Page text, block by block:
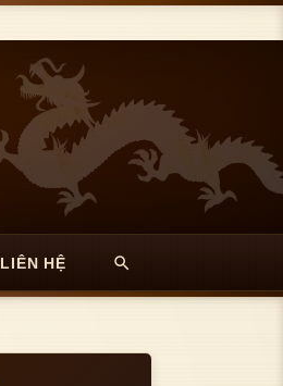
LIÊN HỆ